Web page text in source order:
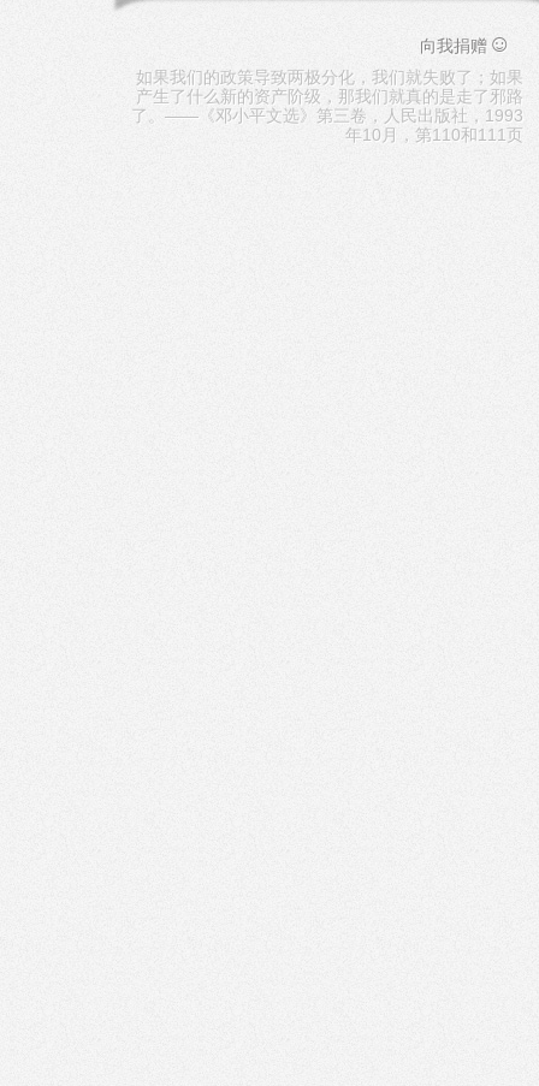
向我捐赠 ☺
如果我们的政策导致两极分化，我们就失败了；如果
产生了什么新的资产阶级，那我们就真的是走了邪路
了。——《邓小平文选》第三卷，人民出版社，1993
年10月，第110和111页